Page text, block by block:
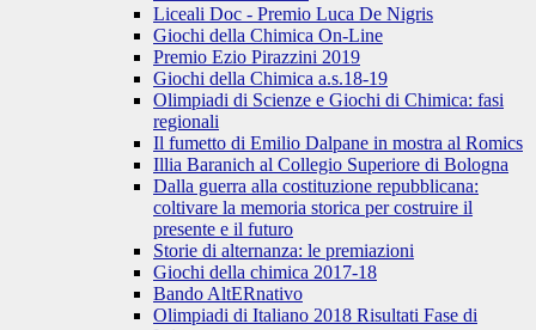
Liceali Doc - Premio Luca De Nigris
Giochi della Chimica On-Line
Premio Ezio Pirazzini 2019
Giochi della Chimica a.s.18-19
Olimpiadi di Scienze e Giochi di Chimica: fasi
regionali
Il fumetto di Emilio Dalpane in mostra al Romics
Illia Baranich al Collegio Superiore di Bologna
Dalla guerra alla costituzione repubblicana:
coltivare la memoria storica per costruire il
presente e il futuro
Storie di alternanza: le premiazioni
Giochi della chimica 2017-18
Bando AltERnativo
Olimpiadi di Italiano 2018 Risultati Fase di